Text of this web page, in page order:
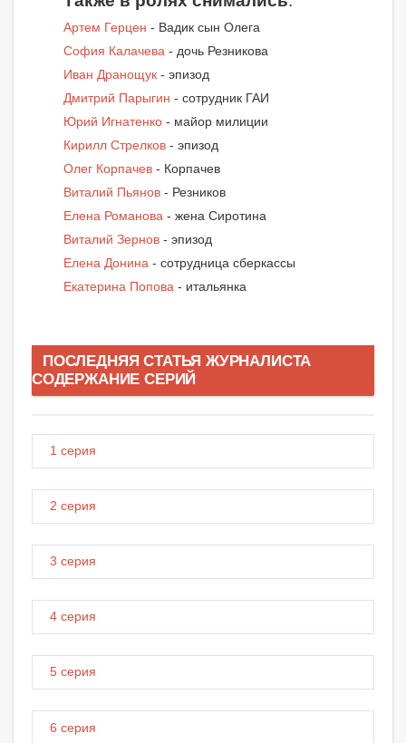
Артем Герцен - Вадик сын Олега
София Калачева - дочь Резникова
Иван Дранощук - эпизод
Дмитрий Парыгин - сотрудник ГАИ
Юрий Игнатенко - майор милиции
Кирилл Стрелков - эпизод
Олег Корпачев - Корпачев
Виталий Пьянов - Резников
Елена Романова - жена Сиротина
Виталий Зернов - эпизод
Елена Донина - сотрудница сберкассы
Екатерина Попова - итальянка
ПОСЛЕДНЯЯ СТАТЬЯ ЖУРНАЛИСТА
СОДЕРЖАНИЕ СЕРИЙ
1 серия
2 серия
3 серия
4 серия
5 серия
6 серия